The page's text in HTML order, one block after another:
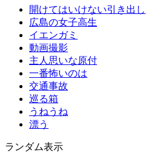
開けてはいけない引き出し
広島の女子高生
イエンガミ
動画撮影
主人思いな原付
一番怖いのは
交通事故
巡る箱
うねうね
漂う
ランダム表示